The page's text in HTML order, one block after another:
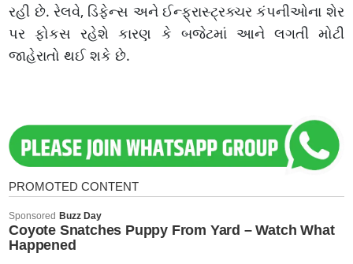
રહી છે. રેલવે, ડિફેન્સ અને ઈન્ફ્રાસ્ટ્રક્ચર કંપનીઓના શેર
પર ફોકસ રહેશે કારણ કે બજેટમાં આને લગતી મોટી
જાહેરાતો થઈ શકે છે.